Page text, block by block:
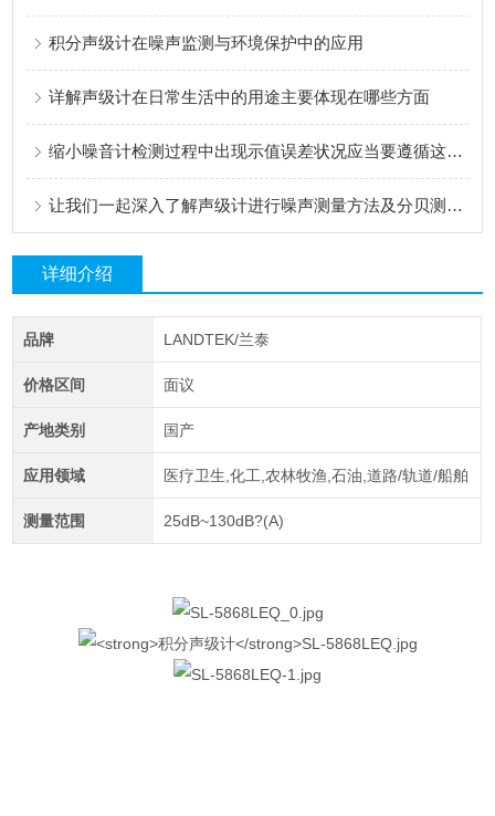
积分声级计在噪声监测与环境保护中的应用
详解声级计在日常生活中的用途主要体现在哪些方面
缩小噪音计检测过程中出现示值误差状况应当要遵循这些操作技巧进行
让我们一起深入了解声级计进行噪声测量方法及分贝测量的使用须知问题
详细介绍
品牌 LANDTEK/兰泰
价格区间 面议
产地类别 国产
应用领域 医疗卫生,化工,农林牧渔,石油,道路/轨道/船舶
测量范围 25dB~130dB?(A)